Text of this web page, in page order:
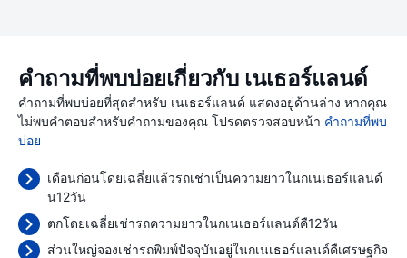
คำถามที่พบบ่อยเกี่ยวกับ เนเธอร์แลนด์
คำถามที่พบบ่อยที่สุดสำหรับ เนเธอร์แลนด์ แสดงอยู่ด้านล่าง หากคุณ
ไม่พบคำตอบสำหรับคำถามของคุณ โปรดตรวจสอบหน้า คำถามที่พบ
บ่อย
เดือนก่อนโดยเฉลี่ยแล้วรถเช่าเป็นความยาวในกเนเธอร์แลนด์
น12วัน
ตกโดยเฉลี่ยเช่ารถความยาวในกเนเธอร์แลนด์คื12วัน
ส่วนใหญ่จองเช่ารถพิมพ์ปัจจุบันอยู่ในกเนเธอร์แลนด์คืเศรษฐกิจ